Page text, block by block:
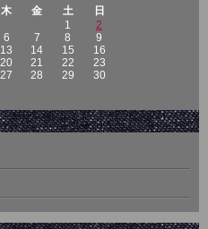
木 金 土
日
1
2
6 7 8
9
13 14 15
16
20 21 22
23
27 28 29
30